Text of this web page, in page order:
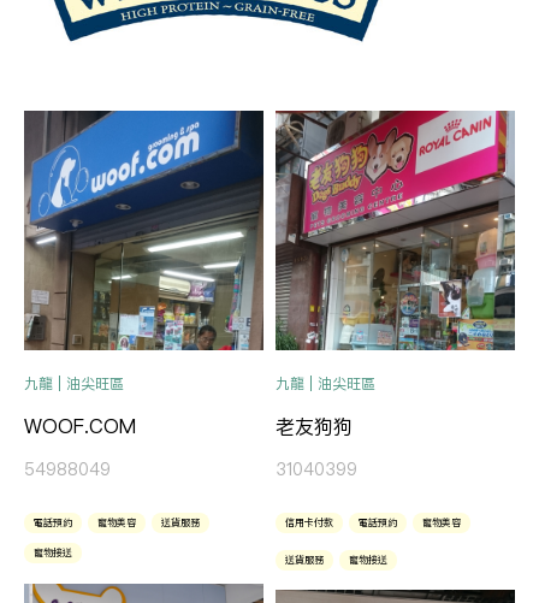
九龍 | 油尖旺區
WOOF.COM
54988049
電話預約 寵物美容 送貨服務
寵物接送
九龍 | 油尖旺區
老友狗狗
31040399
信用卡付款 電話預約 寵物美容
送貨服務 寵物接送